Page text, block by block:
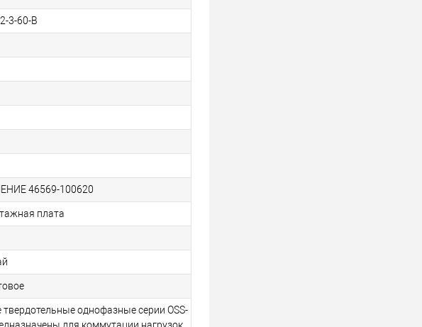
3-60-B
46569-100620
плата
твердотельные однофазные серии OSS-